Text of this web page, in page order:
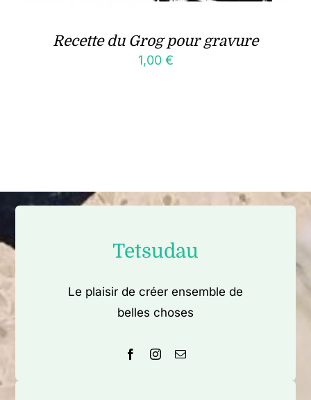
Recette du Grog pour gravure
1,00 €
Tetsudau
Le plaisir de créer ensemble de
belles choses